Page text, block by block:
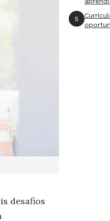
desafios
5